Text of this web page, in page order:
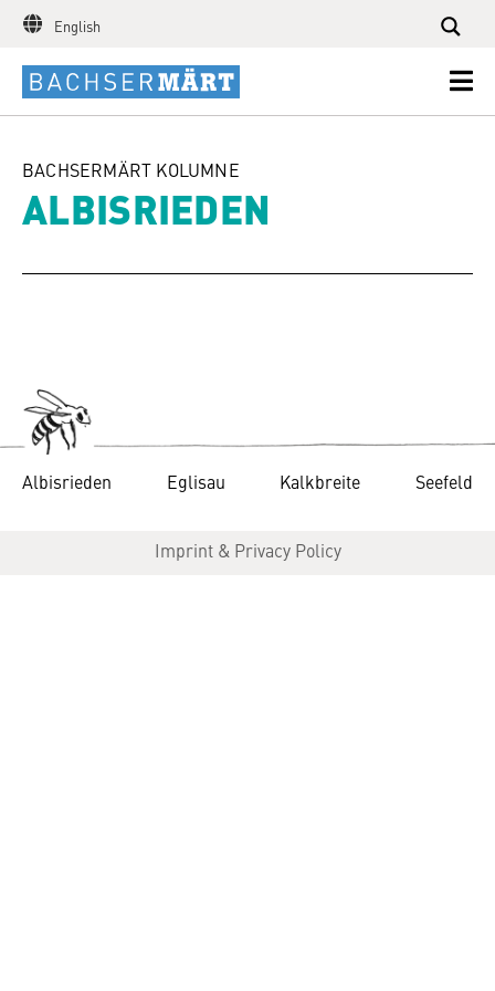
English
BACHSERMÄRT KOLUMNE
ALBISRIEDEN
Albisrieden Eglisau Kalkbreite Seefeld
Imprint & Privacy Policy